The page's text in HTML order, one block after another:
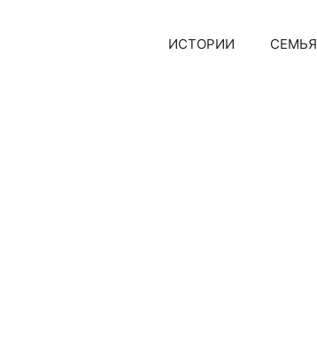
ИСТОРИИ СЕМЬЯ